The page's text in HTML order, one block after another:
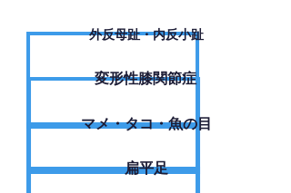
外反母趾・内反小趾
変形性膝関節症
​マメ・タコ・魚の目
扁平足